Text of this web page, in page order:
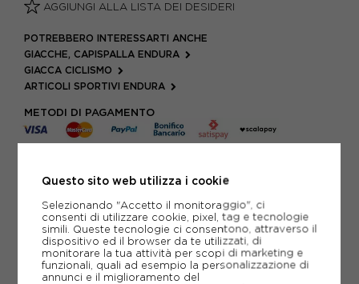
AGGIUNGI ALLA LISTA DEI DESIDERI
POTREBBERO INTERESSARTI ANCHE
GIACCHE, CAPISPALLA ENDURA
GIACCA CICLISMO
ARTICOLI SPORTIVI ENDURA
METODI DI PAGAMENTO
PIÙ INFORMAZIONI
SCHEDA TECNICA
GUIDA ALLE TAGLIE
Questo sito web utilizza i cookie
Selezionando "Accetto il monitoraggio", ci
consenti di utilizzare cookie, pixel, tag e tecnologie
simili. Queste tecnologie ci consentono, attraverso il
dispositivo ed il browser da te utilizzati, di
monitorare la tua attività per scopi di marketing e
funzionali, quali ad esempio la personalizzazione di
annunci e il miglioramento del